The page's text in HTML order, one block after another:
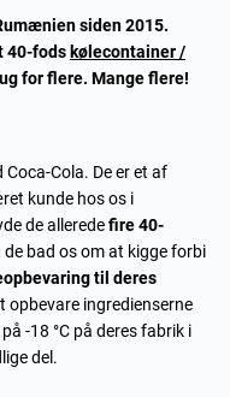
siden 2015.
40-fods kølecontainer /
for flere. Mange flere!
Cola. De er et af
kunde hos os i
de alleredefire 40-
de bad os om at kigge forbi
til deres
ingredienserne
-18 °C på deres fabrik i
del.